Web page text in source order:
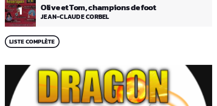
1 Olive et Tom, champions de foot
JEAN-CLAUDE CORBEL
LISTE COMPLÈTE